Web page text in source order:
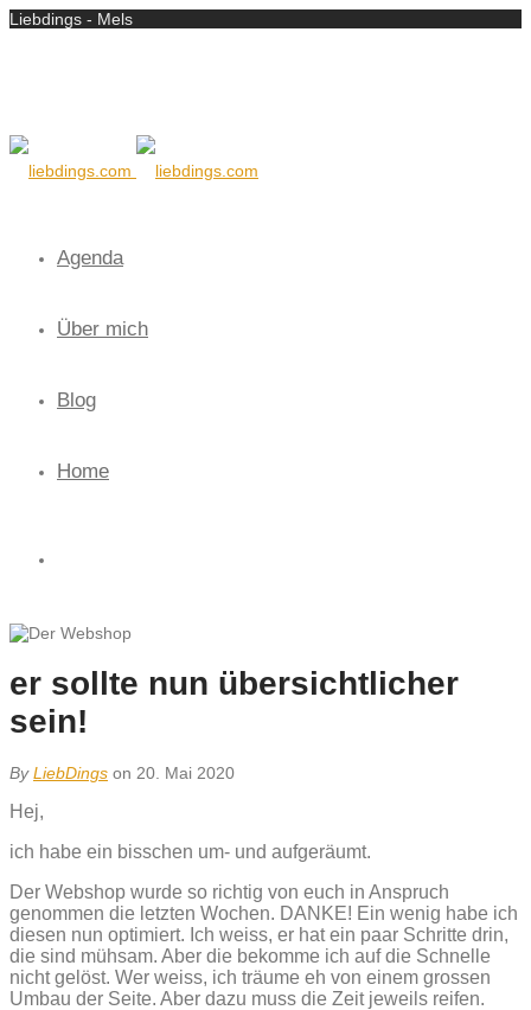
Liebdings - Mels
Agenda
Über mich
Blog
Home
er sollte nun übersichtlicher
sein!
ByLiebDings on 20. Mai 2020
Hej,
ich habe ein bisschen um- und aufgeräumt.
Der Webshop wurde so richtig von euch in Anspruch
genommen die letzten Wochen. DANKE! Ein wenig habe ich
diesen nun optimiert. Ich weiss, er hat ein paar Schritte drin,
die sind mühsam. Aber die bekomme ich auf die Schnelle
nicht gelöst. Wer weiss, ich träume eh von einem grossen
Umbau der Seite. Aber dazu muss die Zeit jeweils reifen.